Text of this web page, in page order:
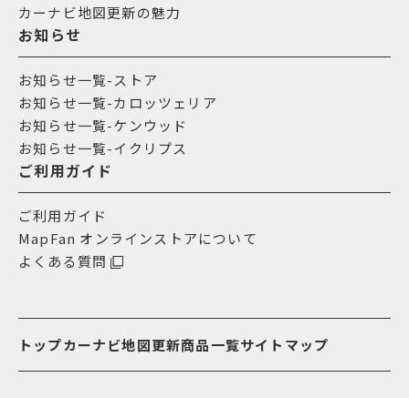
カーナビ地図更新の魅力
お知らせ
お知らせ一覧-ストア
お知らせ一覧-カロッツェリア
お知らせ一覧-ケンウッド
お知らせ一覧-イクリプス
ご利用ガイド
ご利用ガイド
MapFan オンラインストアについて
よくある質問
トップカーナビ地図更新商品一覧サイトマップ